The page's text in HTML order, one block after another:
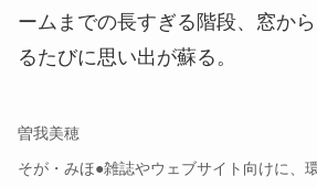
ームまでの長すぎる階段、窓か
るたびに思い出が蘇る。
曽我美穂
そが・みほ●雑誌やウェブサイト向けに、